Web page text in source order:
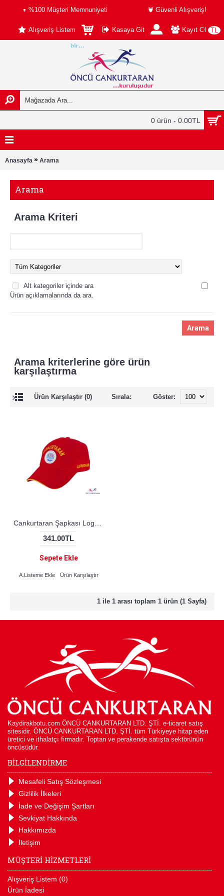
%100 Müşteri Memnuniyeti Güvenli Alışveriş!
TL
Alışveriş Listem Kasaya Git Kayıt Ol
0 ürün - 0.00TL
Anasayfa » Arama
Arama
Arama Kriteri
Alt kategoriler içinde ara
Ürün açıklamalarında da ara.
Arama kriterlerine göre ürün
karşılaştırma
Ürün Karşılaştır (0) Göster:
Sırala:
341.00TL
Sepete Ekle
A.Listeme Ekle Ürün Karşılaştır
1 ile 1 arası toplam 1 ürün (1 Sayfa)
Kaydirakbotu.com ÖNCÜ CANKURTARAN LTD. ŞTİ. e-ticaret satış
sitesidir. ÖNCÜ CANKURTARAN LTD. ŞTİ. tüm Türkiyeye hitap eden
üretici ve ithalatçı firmadır. Toptan ve perakende satışta sektörünün
öncüsüdür.
BİLGİLENDİRME
Mesafeli Satış Sözleşmesi
Gizlilik İlkeleri
İade ve Değişim Şartları
Sevkiyat Hakkında
Hakkımızda
İletişim
MÜŞTERİ HİZMETLERİ
Alışveriş Listem (0)
Ürün İadesi